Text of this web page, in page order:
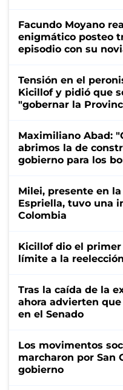
Facundo Moyano
enigmático posteo
episodio con su
Tensión en el
Kicillof y pidió que
"gobernar la
Maximiliano Abad:
abrimos la de
gobierno para los
Milei, presente en
Espriella, tuvo una
Colombia
Kicillof dio el
límite a la
Tras la caída de la
ahora advierten
en el Senado
Los movimentos
marcharon por San
gobierno